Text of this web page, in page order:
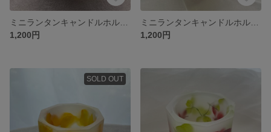
1,200円
1,200円
SOLD OUT